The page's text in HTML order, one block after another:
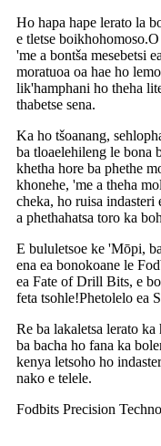
Ho hapa hape lerato la
e tletse
'me a bontša mesebetsi
moratuoa oa hae ho
lik'hamphani ho theha
thabetse sena.
Ka ho tšoanang,
ba tloaelehileng le bona
khetha hore ba phethe
khonehe, 'me a theha
cheka, ho ruisa
a phethahatsa toro ka
E bululetsoe ke 'Mōpi,
ena ea bonokoane le
ea Fate of Drill Bits, e
feta tsohle!Phetolelo ea
Re ba lakaletsa lerato
ba bacha ho fana ka
kenya letsoho ho
nako e telele.
Fodbits Precision